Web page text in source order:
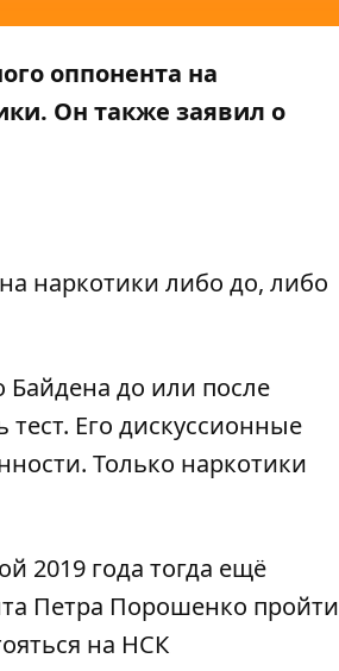
оппонента на
Он также заявил о
наркотики либо до, либо
Байдена до или после
Его дискуссионные
Только наркотики
2019 года тогда ещё
Петра Порошенко пройти
на НСК